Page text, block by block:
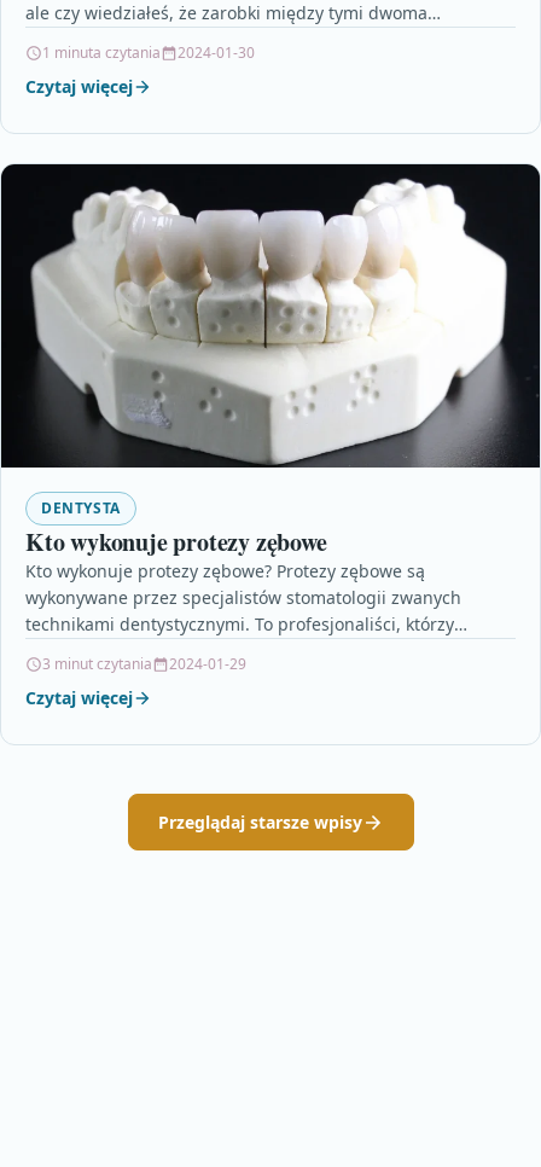
ale czy wiedziałeś, że zarobki między tymi dwoma…
1 minuta czytania 2024-01-30
Czytaj więcej
DENTYSTA
Kto wykonuje protezy zębowe
Kto wykonuje protezy zębowe? Protezy zębowe są
wykonywane przez specjalistów stomatologii zwanych
technikami dentystycznymi. To profesjonaliści, którzy
3 minut czytania 2024-01-29
Czytaj więcej
Przeglądaj starsze wpisy